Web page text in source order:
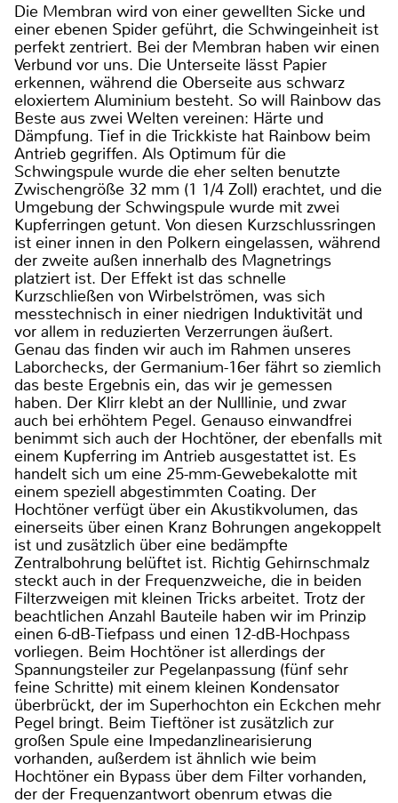
Die Membran wird von einer gewellten Sicke und
einer ebenen Spider geführt, die Schwingeinheit ist
perfekt zentriert. Bei der Membran haben wir einen
Verbund vor uns. Die Unterseite lässt Papier
erkennen, während die Oberseite aus schwarz
eloxiertem Aluminium besteht. So will Rainbow das
Beste aus zwei Welten vereinen: Härte und
Dämpfung. Tief in die Trickkiste hat Rainbow beim
Antrieb gegriffen. Als Optimum für die
Schwingspule wurde die eher selten benutzte
Zwischengröße 32 mm (1 1/4 Zoll) erachtet, und die
Umgebung der Schwingspule wurde mit zwei
Kupferringen getunt. Von diesen Kurzschlussringen
ist einer innen in den Polkern eingelassen, während
der zweite außen innerhalb des Magnetrings
platziert ist. Der Effekt ist das schnelle
Kurzschließen von Wirbelströmen, was sich
messtechnisch in einer niedrigen Induktivität und
vor allem in reduzierten Verzerrungen äußert.
Genau das finden wir auch im Rahmen unseres
Laborchecks, der Germanium-16er fährt so ziemlich
das beste Ergebnis ein, das wir je gemessen
haben. Der Klirr klebt an der Nulllinie, und zwar
auch bei erhöhtem Pegel. Genauso einwandfrei
benimmt sich auch der Hochtöner, der ebenfalls mit
einem Kupferring im Antrieb ausgestattet ist. Es
handelt sich um eine 25-mm-Gewebekalotte mit
einem speziell abgestimmten Coating. Der
Hochtöner verfügt über ein Akustikvolumen, das
einerseits über einen Kranz Bohrungen angekoppelt
ist und zusätzlich über eine bedämpfte
Zentralbohrung belüftet ist. Richtig Gehirnschmalz
steckt auch in der Frequenzweiche, die in beiden
Filterzweigen mit kleinen Tricks arbeitet. Trotz der
beachtlichen Anzahl Bauteile haben wir im Prinzip
einen 6-dB-Tiefpass und einen 12-dB-Hochpass
vorliegen. Beim Hochtöner ist allerdings der
Spannungsteiler zur Pegelanpassung (fünf sehr
feine Schritte) mit einem kleinen Kondensator
überbrückt, der im Superhochton ein Eckchen mehr
Pegel bringt. Beim Tieftöner ist zusätzlich zur
großen Spule eine Impedanzlinearisierung
vorhanden, außerdem ist ähnlich wie beim
Hochtöner ein Bypass über dem Filter vorhanden,
der der Frequenzantwort obenrum etwas die